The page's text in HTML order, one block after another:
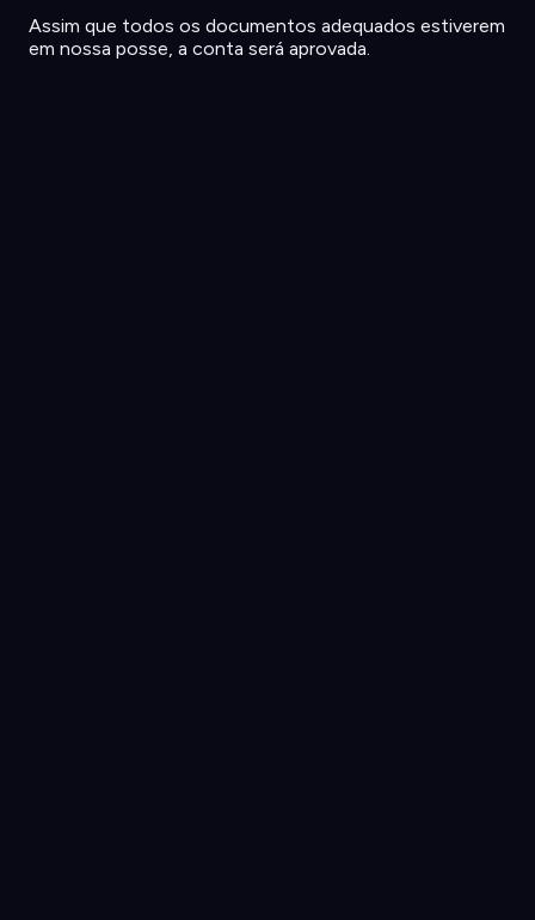
Assim que todos os documentos adequados estiverem
em nossa posse, a conta será aprovada.